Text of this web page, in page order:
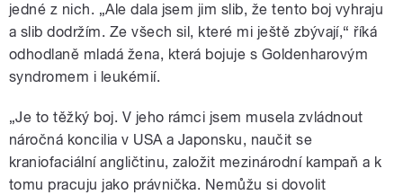
jedné z nich. „Ale dala jsem jim slib, že tento boj vyhraju
a slib dodržím. Ze všech sil, které mi ještě zbývají,“ říká
odhodlaně mladá žena, která bojuje s Goldenharovým
syndromem i leukémií.
„Je to těžký boj. V jeho rámci jsem musela zvládnout
náročná koncilia v USA a Japonsku, naučit se
kraniofaciální angličtinu, založit mezinárodní kampaň a k
tomu pracuju jako právnička. Nemůžu si dovolit